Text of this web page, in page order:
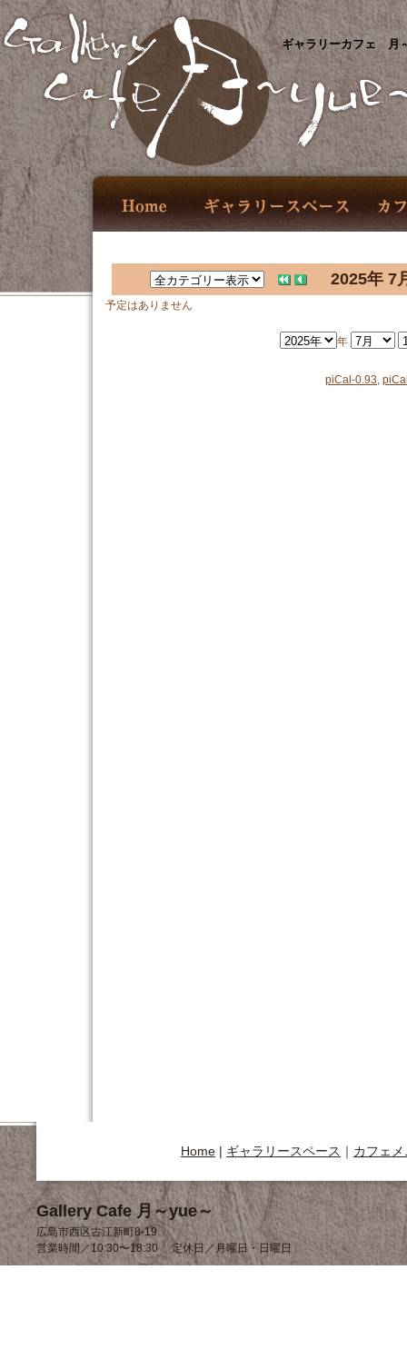
ギャラリーカフェ 月
2025年 7
予定はありません
年
piCal-0.93,
Home | ギャラリースペース ｜ カフェ
Gallery Cafe 月～yue～
広島市西区古江新町8-19
営業時間／10:30〜18:30 定休日／月曜日・日曜日